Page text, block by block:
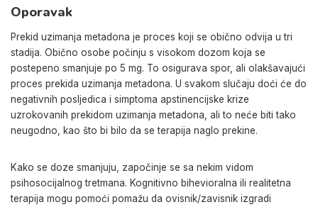
Oporavak
Prekid uzimanja metadona je proces koji se obično odvija u tri
stadija. Obično osobe počinju s visokom dozom koja se
postepeno smanjuje po 5 mg. To osigurava spor, ali olakšavajući
proces prekida uzimanja metadona. U svakom slučaju doći će do
negativnih posljedica i simptoma apstinencijske krize
uzrokovanih prekidom uzimanja metadona, ali to neće biti tako
neugodno, kao što bi bilo da se terapija naglo prekine.
Kako se doze smanjuju, započinje se sa nekim vidom
psihosocijalnog tretmana. Kognitivno bihevioralna ili realitetna
terapija mogu pomoći pomažu da ovisnik/zavisnik izgradi